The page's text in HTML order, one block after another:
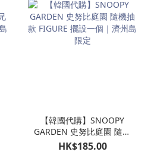
【韓國代購】SNOOPY
GARDEN 史努比庭園 隨機
抽款 FIGURE 擺設一個｜
HK$185.00